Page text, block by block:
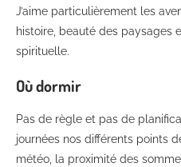
J’aime particulièrement les
histoire, beauté des paysages
spirituelle.
Où dormir
Pas de règle et pas de
journées nos différents points
météo, la proximité des